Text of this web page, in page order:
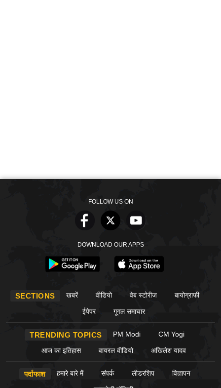
FOLLOW US ON
DOWNLOAD OUR APPS
SECTIONS खबरें वीडियो वेब स्टोरीज बायोग्राफी
ईपेपर गूगल समाचार
TRENDING TOPICS PM Modi CM Yogi
आज का इतिहास वायरल वीडियो अखिलेश यादव
पर्दाफाश हमारे बारे में संपर्क लीडरशिप विज्ञापन